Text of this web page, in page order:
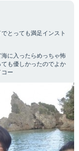
とっても満足インスト
に入ったらめっちゃ怖
も優しかったのでよか
ー